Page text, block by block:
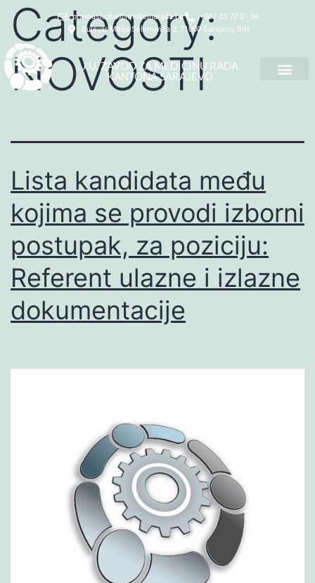
pravnasluzba@medicinarada.ba
+387 33 72 01 86
Bulevar Meše Selimovića 2, 71000 Sarajevo, BiH
J.U. ZAVOD ZA MEDICINU RADA
KANTONA SARAJEVO
Category:
NOVOSTI
Lista kandidata među
kojima se provodi izborni
postupak, za poziciju:
Referent ulazne i izlazne
dokumentacije